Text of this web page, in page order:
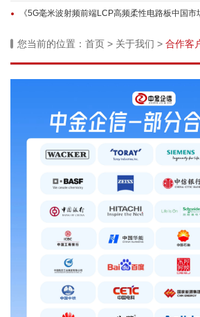
《5G毫米波射频前端LCP高频柔性电路板中国
您当前的位置： 首页 > 关于我们 > 合作客